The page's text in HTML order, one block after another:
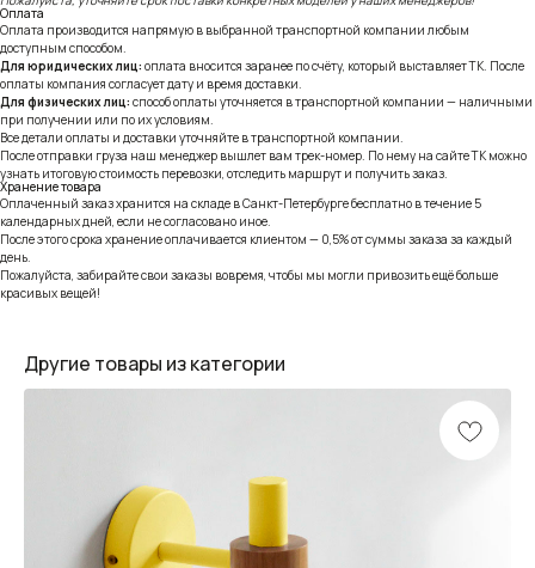
Оплата
Оплата производится напрямую в выбранной транспортной компании любым
доступным способом.
Для юридических лиц: оплата вносится заранее по счёту, который выставляет ТК. После
оплаты компания согласует дату и время доставки.
Для физических лиц: способ оплаты уточняется в транспортной компании — наличными
при получении или по их условиям.
Все детали оплаты и доставки уточняйте в транспортной компании.
После отправки груза наш менеджер вышлет вам трек-номер. По нему на сайте ТК можно
узнать итоговую стоимость перевозки, отследить маршрут и получить заказ.
Хранение товара
Оплаченный заказ хранится на складе в Санкт-Петербурге бесплатно в течение 5
календарных дней, если не согласовано иное.
После этого срока хранение оплачивается клиентом — 0,5% от суммы заказа за каждый
день.
Пожалуйста, забирайте свои заказы вовремя, чтобы мы могли привозить ещё больше
красивых вещей!
Другие товары из категории